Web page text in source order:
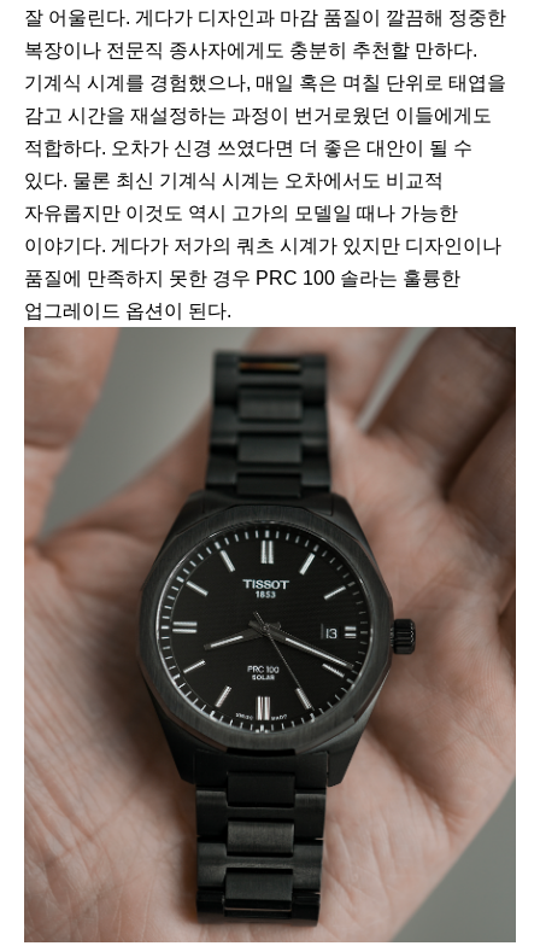
잘 어울린다. 게다가 디자인과 마감 품질이 깔끔해 정중한
복장이나 전문직 종사자에게도 충분히 추천할 만하다.
기계식 시계를 경험했으나, 매일 혹은 며칠 단위로 태엽을
감고 시간을 재설정하는 과정이 번거로웠던 이들에게도
적합하다. 오차가 신경 쓰였다면 더 좋은 대안이 될 수
있다. 물론 최신 기계식 시계는 오차에서도 비교적
자유롭지만 이것도 역시 고가의 모델일 때나 가능한
이야기다. 게다가 저가의 쿼츠 시계가 있지만 디자인이나
품질에 만족하지 못한 경우 PRC 100 솔라는 훌륭한
업그레이드 옵션이 된다.